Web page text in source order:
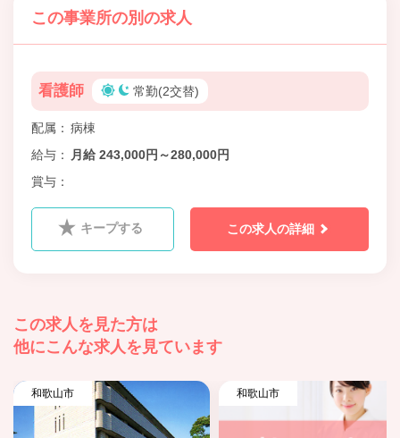
この事業所の別の求人
看護師 常勤(2交替)
配属
病棟
給与
月給 243,000円～280,000円
賞与
キープする この求人の詳細
この求人を見た方は
他にこんな求人を見ています
和歌山市 和歌山市